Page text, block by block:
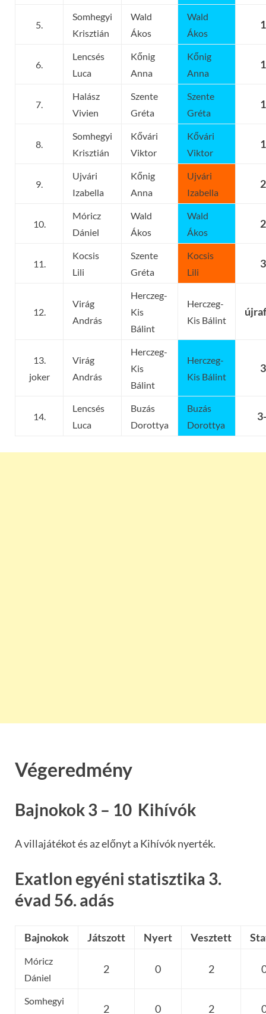
5.
Somhegyi
Krisztián
Wald
Ákos
Wald
Ákos
6.
Lencsés
Luca
Kőnig
Anna
Kőnig
Anna
7.
Halász
Vivien
Szente
Gréta
Szente
Gréta
8.
Somhegyi
Krisztián
Kővári
Viktor
Kővári
Viktor
9.
Ujvári
Izabella
Kőnig
Anna
Ujvári
Izabella
10.
Móricz
Dániel
Wald
Ákos
Wald
Ákos
11.
Kocsis
Lili
Szente
Gréta
Kocsis
Lili
12.
Virág
András
Herczeg-
Kis
Bálint
Herczeg-
Kis Bálint
13.
joker
Virág
András
Herczeg-
Kis
Bálint
Herczeg-
Kis Bálint
14.
Lencsés
Luca
Buzás
Dorottya
Buzás
Dorottya
Végeredmény
Bajnokok 3 – 10 Kihívók
A villajátékot és az előnyt a Kihívók nyerték.
Exatlon egyéni statisztika 3.
évad 56. adás
Bajnokok Játszott Nyert Vesztett
Móricz
Dániel
2 0 2
Somhegyi
2 0 2